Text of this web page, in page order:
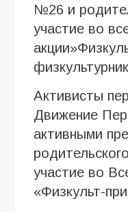
№26 и
участие во
Активисты
Движение
активными
участие во
«Физкульт-